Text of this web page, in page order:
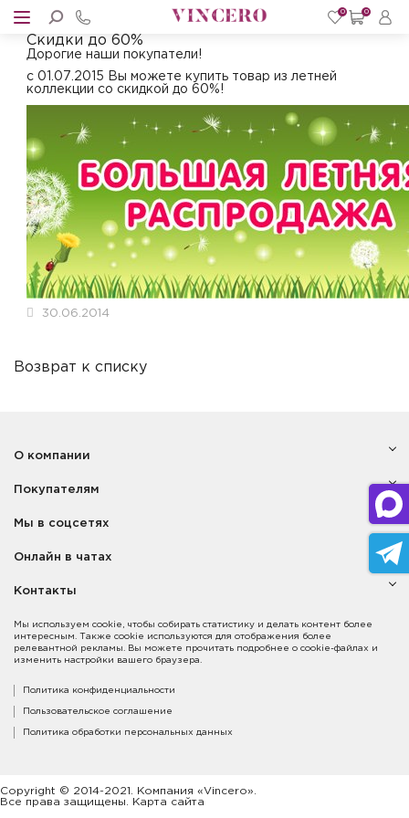
0 0
Скидки до 60%
Дорогие наши покупатели!
с 01.07.2015 Вы можете купить товар из летней
коллекции со скидкой до 60%!
30.06.2014
Возврат к списку
Мы используем cookie, чтобы собирать статистику и делать контент более
интересным. Также cookie используются для отображения более
релевантной рекламы. Вы можете прочитать подробнее о cookie-файлах и
изменить настройки вашего браузера.
Политика конфиденциальности
Пользовательское соглашение
Политика обработки персональных данных
Покупателям
О компании
Мы в соцсетях
Онлайн в чатах
Контакты
Copyright © 2014-2021. Компания «Vincero».
Все права защищены. Карта сайта